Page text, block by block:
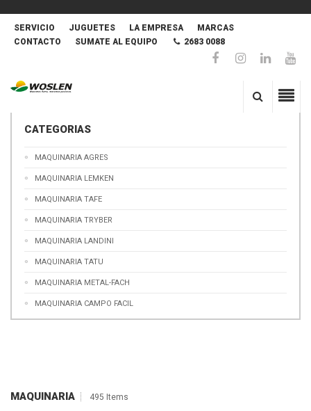
SERVICIO JUGUETES LA EMPRESA
MARCAS
CONTACTO
SUMATE AL EQUIPO 2683 0088
CATEGORIAS
MAQUINARIA AGRES
MAQUINARIA LEMKEN
MAQUINARIA TAFE
MAQUINARIA TRYBER
MAQUINARIA LANDINI
MAQUINARIA TATU
MAQUINARIA METAL-FACH
MAQUINARIA CAMPO FACIL
MAQUINARIA 495 Items